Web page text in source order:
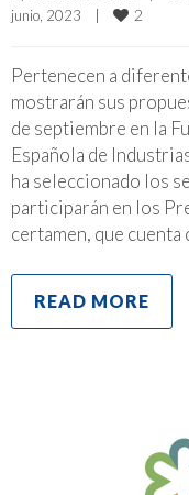
junio, 2023
2
Pertenecen a
mostrarán sus
de septiembre en la
Española de
ha seleccionado los
participarán en los
certamen, que
READ MORE